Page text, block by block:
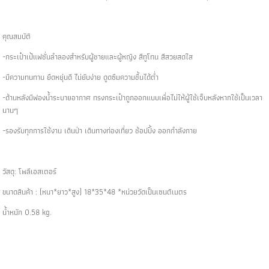
คุณสมบัติ
-กระเป๋าเป้แฟชั่นลำลองสำหรับผู้ชายและผู้หญิง สีทูโทน สีสวยสดใส
-มีความทนทาน ยืดหยุ่นดี ไม่ยับง่าย ดูดซึมความชื้นได้ต่ำ
-ด้านหลังมีฟองน้ำระบายอากาศ ทรงกระเป๋าถูกออกแบบเพื่อไม่ให้ผู้ใช้เจ็บหลังหากใช้เป็นเวลา
นานๆ
-รองรับทุกการใช้งาน เดินป่า เดินทางท่องเที่ยว ช้อปปิ้ง ออกกำลังกาย
วัสดุ: โพลีเอสเตอร์
ขนาดสินค้า : (หนา*ยาว*สูง) 18*35*48 *หน่วยวัดเป็นเซนติเมตร
น้ำหนัก 0.58 kg.